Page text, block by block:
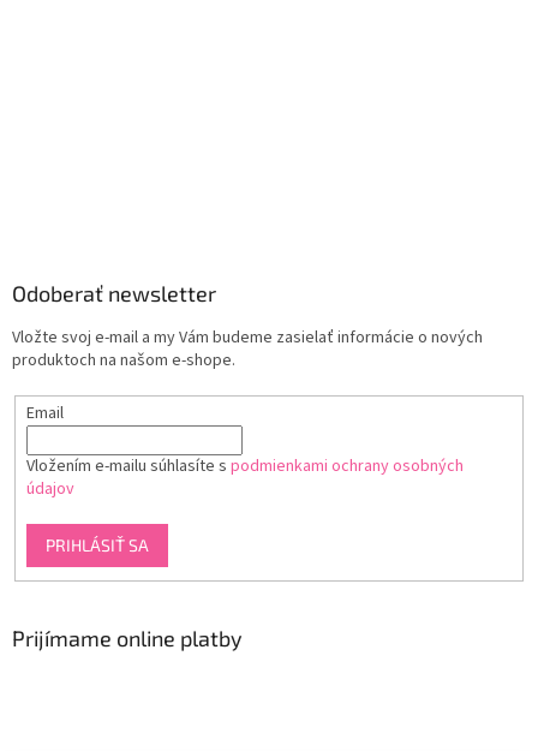
Odoberať newsletter
Vložte svoj e-mail a my Vám budeme zasielať informácie o nových
produktoch na našom e-shope.
Email
Vložením e-mailu súhlasíte s podmienkami ochrany osobných
údajov
PRIHLÁSIŤ SA
Prijímame online platby